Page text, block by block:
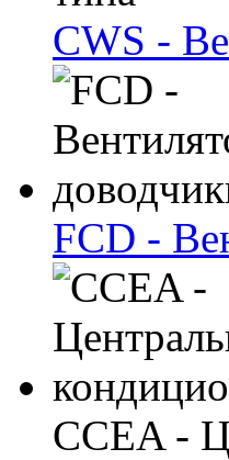
CWS -
FCD -
CCEA -